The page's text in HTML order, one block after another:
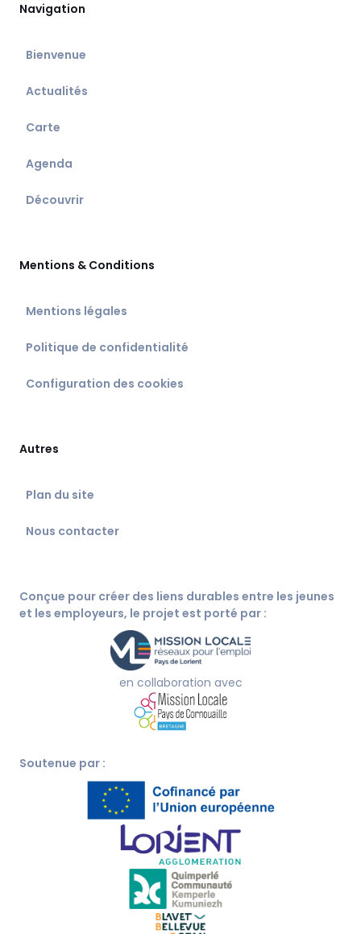
Navigation
Bienvenue
Actualités
Carte
Agenda
Découvrir
Mentions & Conditions
Mentions légales
Politique de confidentialité
Configuration des cookies
Autres
Plan du site
Nous contacter
Conçue pour créer des liens durables entre les jeunes
et les employeurs, le projet est porté par :
en collaboration avec
Soutenue par :